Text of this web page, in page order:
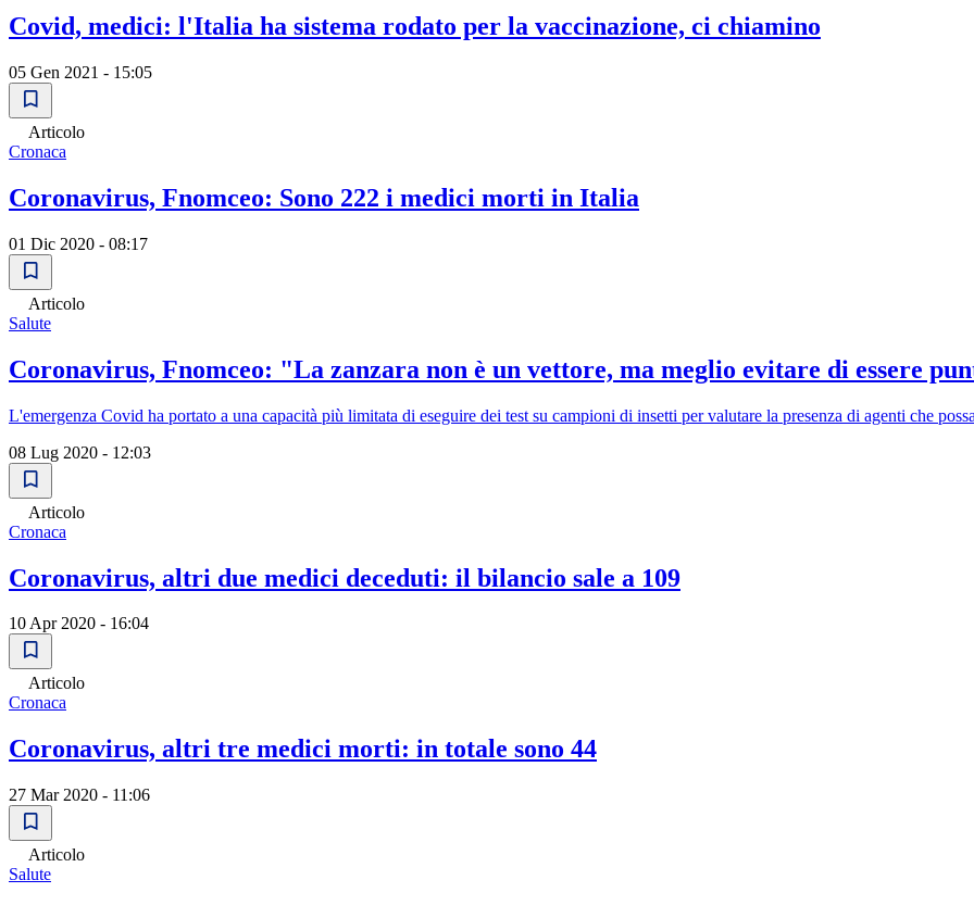
Covid, medici: l'Italia ha sistema rodato per la vaccinazione, ci chiamino
05 Gen 2021 - 15:05
Articolo
Cronaca
Coronavirus, Fnomceo: Sono 222 i medici morti in Italia
01 Dic 2020 - 08:17
Articolo
Salute
Coronavirus, Fnomceo: "La zanzara non è un vettore, ma meglio evitare di essere
L'emergenza Covid ha portato a una capacità più limitata di eseguire dei test su campioni di insetti per valutare la presenza di agenti che
08 Lug 2020 - 12:03
Articolo
Cronaca
Coronavirus, altri due medici deceduti: il bilancio sale a 109
10 Apr 2020 - 16:04
Articolo
Cronaca
Coronavirus, altri tre medici morti: in totale sono 44
27 Mar 2020 - 11:06
Articolo
Salute